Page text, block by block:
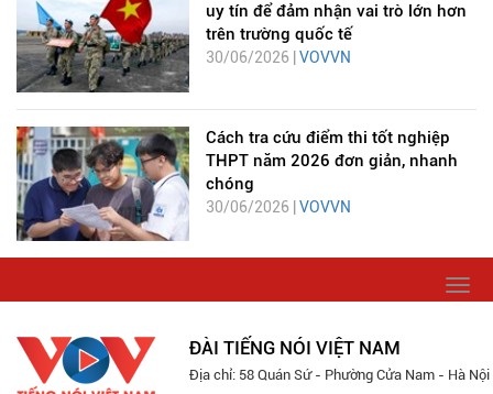
uy tín để đảm nhận vai trò lớn hơn
trên trường quốc tế
30/06/2026 | VOVVN
Cách tra cứu điểm thi tốt nghiệp
THPT năm 2026 đơn giản, nhanh
chóng
30/06/2026 | VOVVN
ĐÀI TIẾNG NÓI VIỆT NAM
Địa chỉ: 58 Quán Sứ - Phường Cửa Nam - Hà Nội